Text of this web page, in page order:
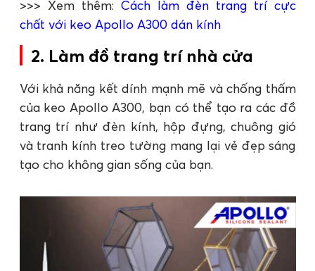
>>> Xem thêm: Cách làm đèn trang trí cực
chất với keo Apollo A300 dán kính
2. Làm đồ trang trí nhà cửa
Với khả năng kết dính mạnh mẽ và chống thấm
của keo Apollo A300, bạn có thể tạo ra các đồ
trang trí như đèn kính, hộp đựng, chuông gió
và tranh kính treo tường mang lại vẻ đẹp sáng
tạo cho không gian sống của bạn.